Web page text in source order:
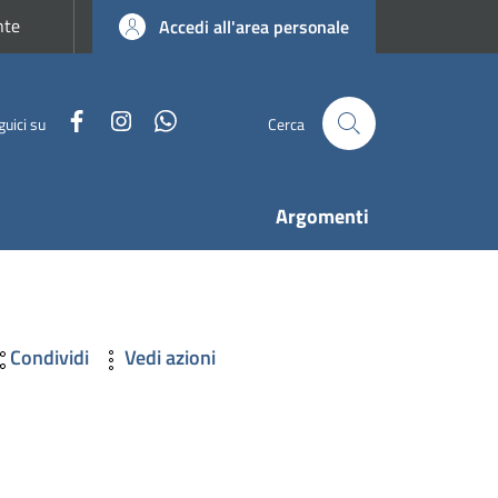
Accedi all'area personale
su FacebookInstagram Cerca
Argomenti
Condividi Vedi azioni